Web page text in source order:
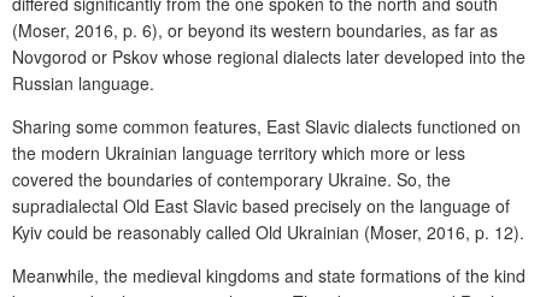
(Moser, 2016, p. 6), or beyond its western boundaries, as far as
Novgorod or Pskov whose regional dialects later developed into the
Russian language.
Sharing some common features, East Slavic dialects functioned on
the modern Ukrainian language territory which more or less
covered the boundaries of contemporary Ukraine. So, the
supradialectal Old East Slavic based precisely on the language of
Kyiv could be reasonably called Old Ukrainian (Moser, 2016, p. 12).
Meanwhile, the medieval kingdoms and state formations of the kind